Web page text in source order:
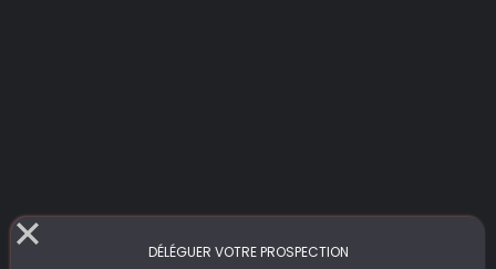
DÉLÉGUER VOTRE PROSPECTION